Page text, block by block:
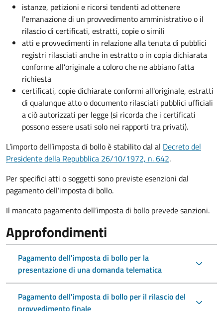
istanze, petizioni e ricorsi tendenti ad ottenere
l'emanazione di un provvedimento amministrativo o il
rilascio di certificati, estratti, copie o simili
atti e provvedimenti in relazione alla tenuta di pubblici
registri rilasciati anche in estratto o in copia dichiarata
conforme all’originale a coloro che ne abbiano fatta
richiesta
certificati, copie dichiarate conformi all'originale, estratti
di qualunque atto o documento rilasciati pubblici ufficiali
a ciò autorizzati per legge (si ricorda che i certificati
possono essere usati solo nei rapporti tra privati).
L’importo dell’imposta di bollo è stabilito dal al Decreto del
Presidente della Repubblica 26/10/1972, n. 642.
Per specifici atti o soggetti sono previste esenzioni dal
pagamento dell’imposta di bollo.
Il mancato pagamento dell’imposta di bollo prevede sanzioni.
Approfondimenti
Pagamento dell'imposta di bollo per la
presentazione di una domanda telematica
Pagamento dell'imposta di bollo per il rilascio del
provvedimento finale